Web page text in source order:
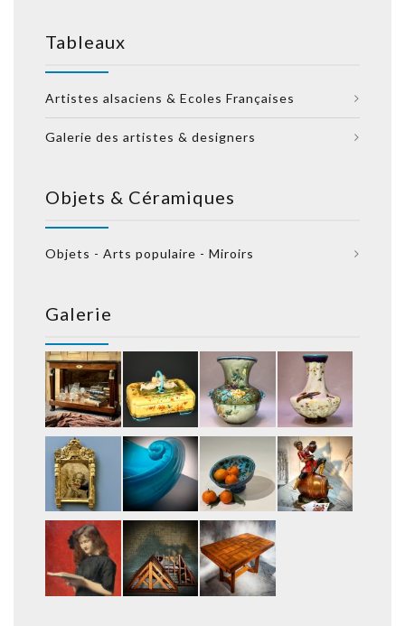
Tableaux
Artistes alsaciens & Ecoles Françaises
Galerie des artistes & designers
Objets & Céramiques
Objets - Arts populaire - Miroirs
Galerie